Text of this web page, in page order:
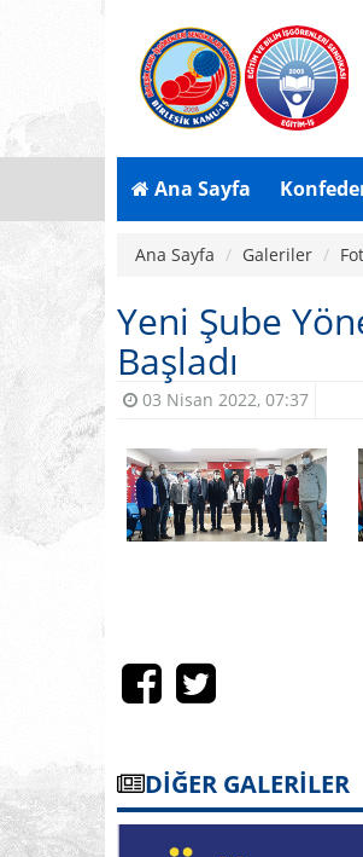
Ana Sayfa
Ana Sayfa Galeriler
Yeni Şube
Başladı
03 Nisan 2022, 07:37
DİĞER GALERİLER